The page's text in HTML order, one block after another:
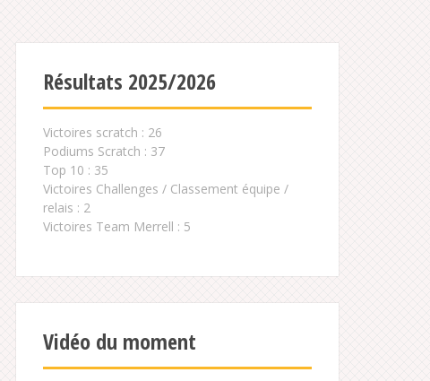
Résultats 2025/2026
Victoires scratch : 26
Podiums Scratch : 37
Top 10 : 35
Victoires Challenges / Classement équipe /
relais : 2
Victoires Team Merrell : 5
Vidéo du moment